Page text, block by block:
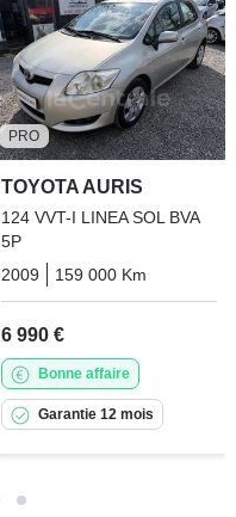
Essence
PRO
TOYOTA AURIS
124 VVT-I LINEA SOL BVA
5P
2009
159 000 Km
6 990 €
Bonne affaire
Garantie 12 mois